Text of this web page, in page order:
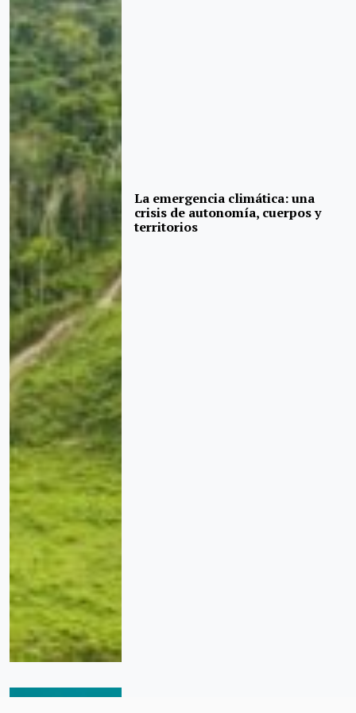
La emergencia climática: una
crisis de autonomía, cuerpos y
territorios